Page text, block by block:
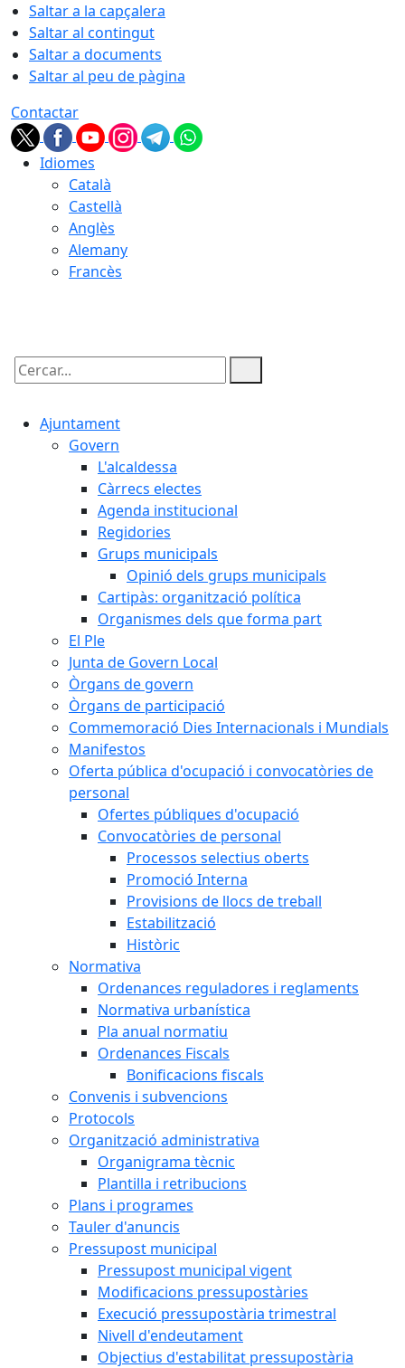
Saltar a la capçalera
Saltar al contingut
Saltar a documents
Saltar al peu de pàgina
Contactar
Idiomes
Català
Castellà
Anglès
Alemany
Francès
Cercar:
Ajuntament
Govern
L'alcaldessa
Càrrecs electes
Agenda institucional
Regidories
Grups municipals
Opinió dels grups municipals
Cartipàs: organització política
Organismes dels que forma part
El Ple
Junta de Govern Local
Òrgans de govern
Òrgans de participació
Commemoració Dies Internacionals i Mundials
Manifestos
Oferta pública d'ocupació i convocatòries de
personal
Ofertes públiques d'ocupació
Convocatòries de personal
Processos selectius oberts
Promoció Interna
Provisions de llocs de treball
Estabilització
Històric
Normativa
Ordenances reguladores i reglaments
Normativa urbanística
Pla anual normatiu
Ordenances Fiscals
Bonificacions fiscals
Convenis i subvencions
Protocols
Organització administrativa
Organigrama tècnic
Plantilla i retribucions
Plans i programes
Tauler d'anuncis
Pressupost municipal
Pressupost municipal vigent
Modificacions pressupostàries
Execució pressupostària trimestral
Nivell d'endeutament
Objectius d'estabilitat pressupostària